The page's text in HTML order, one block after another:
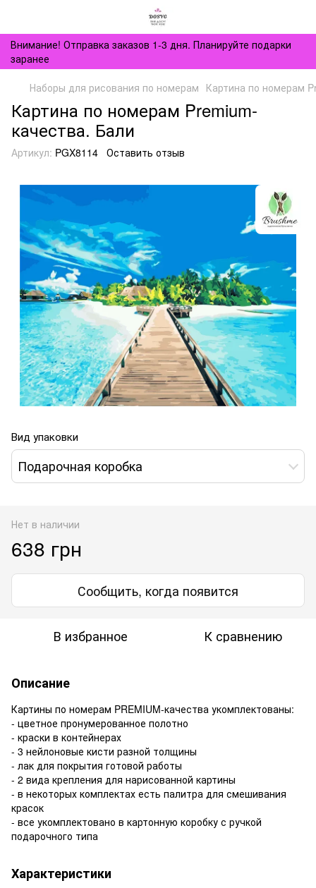
Внимание! Отправка заказов 1-3 дня. Планируйте подарки
заранее
Наборы для рисования по номерам Картина по номерам
Картина по номерам Premium-
качества. Бали
Артикул: PGX8114 Оставить отзыв
Вид упаковки
Подарочная коробка
Нет в наличии
638 грн
Сообщить, когда появится
В избранное К сравнению
Описание
Картины по номерам PREMIUM-качества укомплектованы:
- цветное пронумерованное полотно
- краски в контейнерах
- 3 нейлоновые кисти разной толщины
- лак для покрытия готовой работы
- 2 вида крепления для нарисованной картины
- в некоторых комплектах есть палитра для смешивания
красок
- все укомплектовано в картонную коробку с ручкой
подарочного типа
Характеристики